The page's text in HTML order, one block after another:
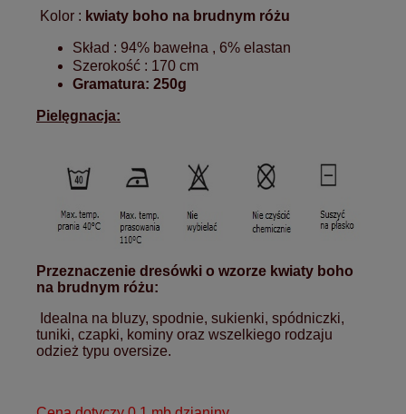
Kolor : kwiaty boho na brudnym różu
Skład : 94% bawełna , 6% elastan
Szerokość : 170 cm
Gramatura: 250g
Pielęgnacja:
Przeznaczenie dresówki o wzorze kwiaty boho
na brudnym różu:
Idealna na bluzy, spodnie, sukienki, spódniczki,
tuniki, czapki, kominy oraz wszelkiego rodzaju
odzież typu oversize.